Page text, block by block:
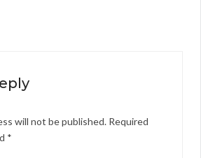
will not be published. Required
*